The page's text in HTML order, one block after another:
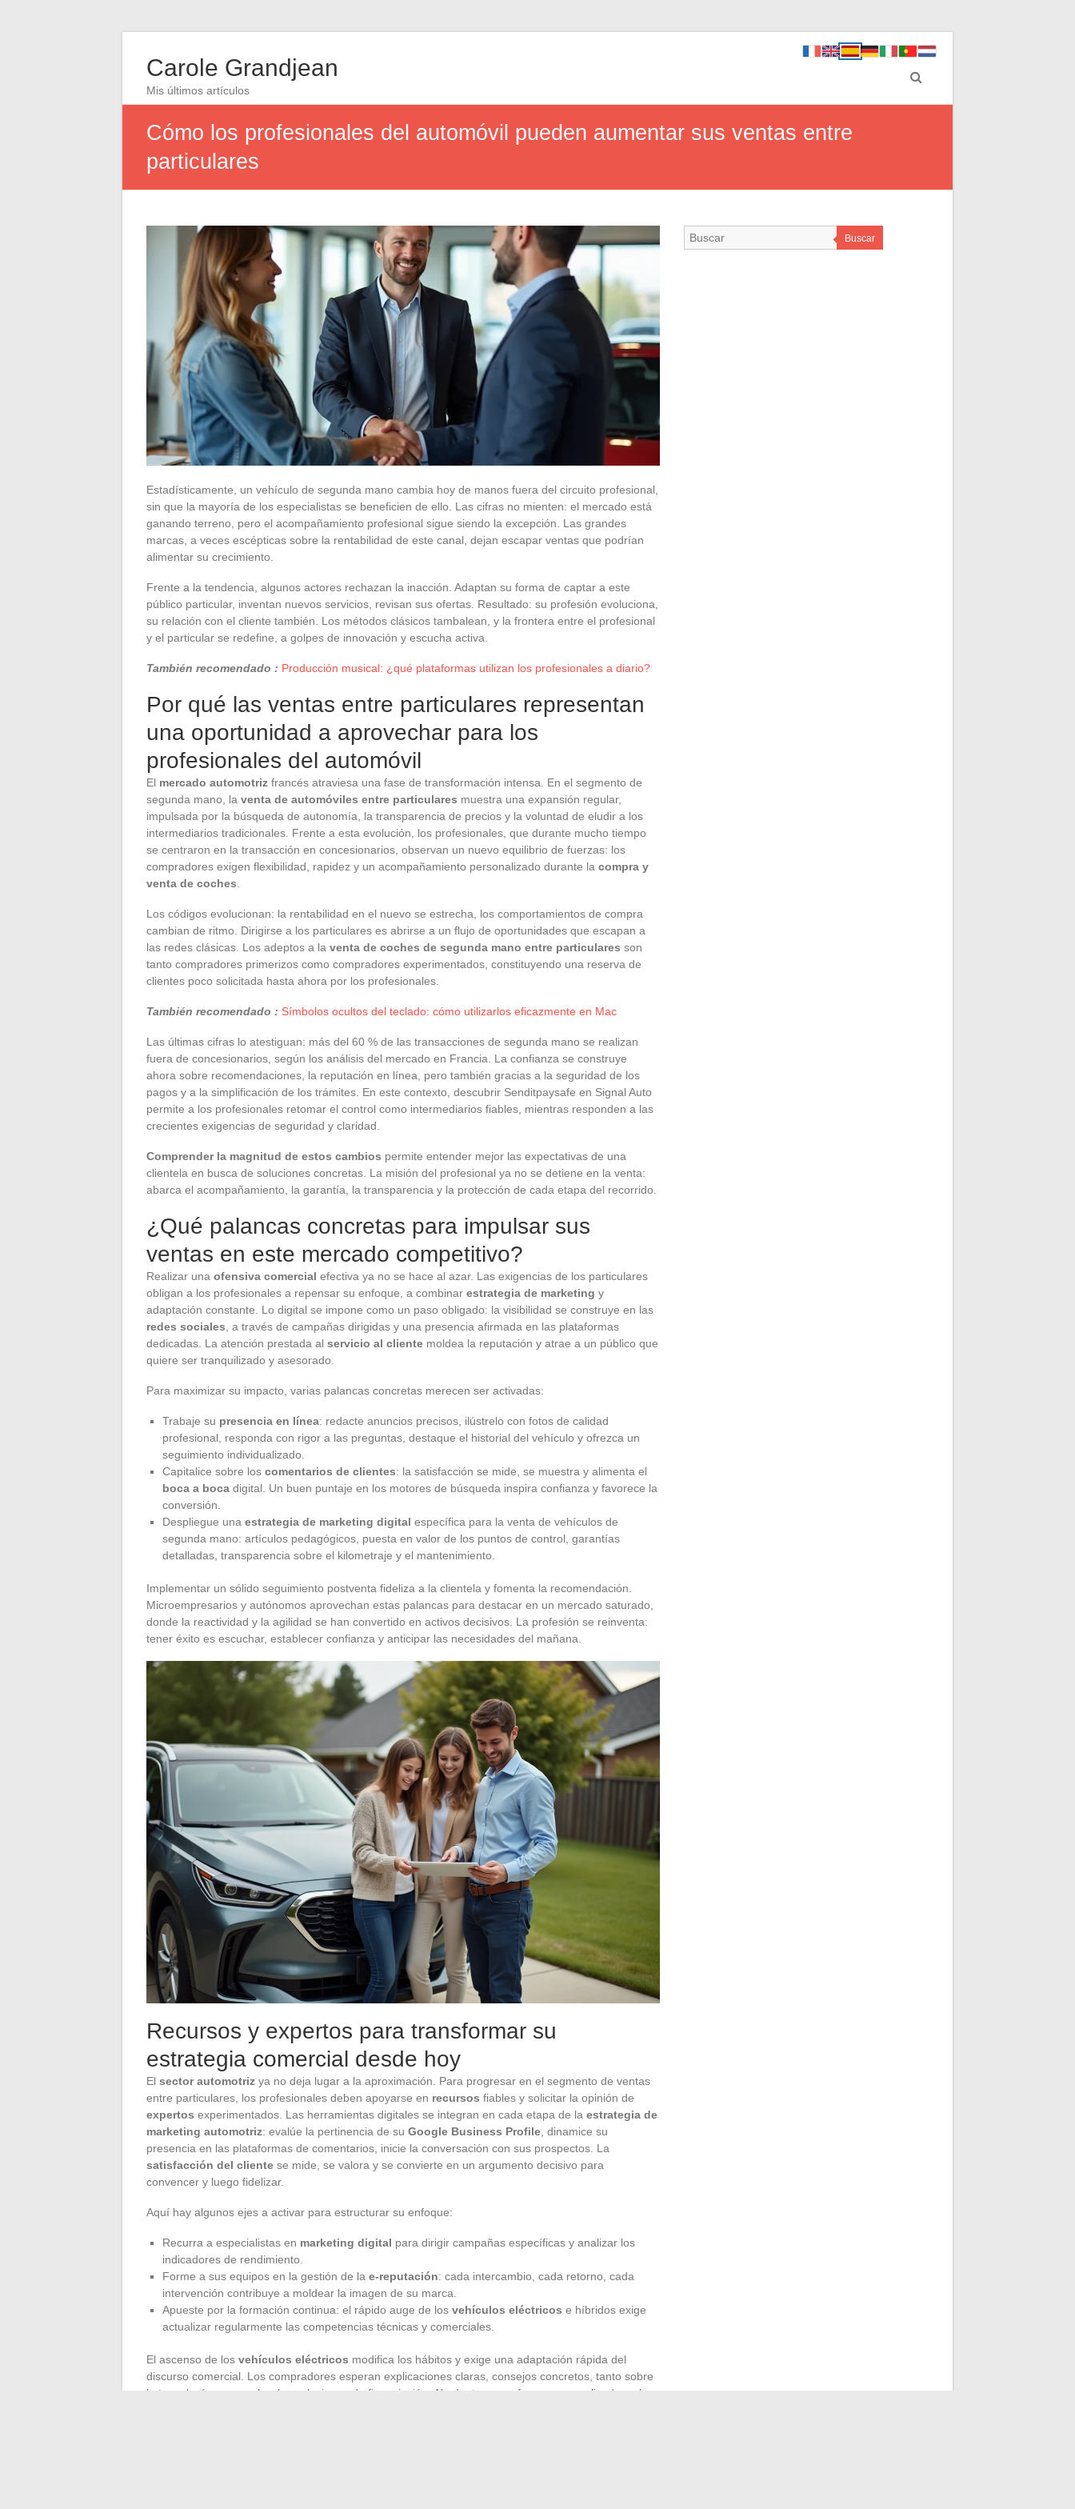
Carole Grandjean
Mis últimos artículos
Cómo los profesionales del automóvil pueden aumentar sus ventas entre
particulares
Estadísticamente, un vehículo de segunda mano cambia hoy de manos fuera del circuito profesional,
sin que la mayoría de los especialistas se beneficien de ello. Las cifras no mienten: el mercado está
ganando terreno, pero el acompañamiento profesional sigue siendo la excepción. Las grandes
marcas, a veces escépticas sobre la rentabilidad de este canal, dejan escapar ventas que podrían
alimentar su crecimiento.
Frente a la tendencia, algunos actores rechazan la inacción. Adaptan su forma de captar a este
público particular, inventan nuevos servicios, revisan sus ofertas. Resultado: su profesión evoluciona,
su relación con el cliente también. Los métodos clásicos tambalean, y la frontera entre el profesional
y el particular se redefine, a golpes de innovación y escucha activa.
También recomendado : Producción musical: ¿qué plataformas utilizan los profesionales a diario?
Por qué las ventas entre particulares representan
una oportunidad a aprovechar para los
profesionales del automóvil
El mercado automotriz francés atraviesa una fase de transformación intensa. En el segmento de
segunda mano, la venta de automóviles entre particulares muestra una expansión regular,
impulsada por la búsqueda de autonomía, la transparencia de precios y la voluntad de eludir a los
intermediarios tradicionales. Frente a esta evolución, los profesionales, que durante mucho tiempo
se centraron en la transacción en concesionarios, observan un nuevo equilibrio de fuerzas: los
compradores exigen flexibilidad, rapidez y un acompañamiento personalizado durante la compra y
venta de coches
Los códigos evolucionan: la rentabilidad en el nuevo se estrecha, los comportamientos de compra
cambian de ritmo. Dirigirse a los particulares es abrirse a un flujo de oportunidades que escapan a
las redes clásicas. Los adeptos a la venta de coches de segunda mano entre particulares son
tanto compradores primerizos como compradores experimentados, constituyendo una reserva de
clientes poco solicitada hasta ahora por los profesionales.
También recomendado : Símbolos ocultos del teclado: cómo utilizarlos eficazmente en Mac
Las últimas cifras lo atestiguan: más del 60 % de las transacciones de segunda mano se realizan
fuera de concesionarios, según los análisis del mercado en Francia. La confianza se construye
ahora sobre recomendaciones, la reputación en línea, pero también gracias a la seguridad de los
pagos y a la simplificación de los trámites. En este contexto, descubrir Senditpaysafe en Signal Auto
permite a los profesionales retomar el control como intermediarios fiables, mientras responden a las
crecientes exigencias de seguridad y claridad.
Comprender la magnitud de estos cambios permite entender mejor las expectativas de una
clientela en busca de soluciones concretas. La misión del profesional ya no se detiene en la venta:
abarca el acompañamiento, la garantía, la transparencia y la protección de cada etapa del recorrido.
¿Qué palancas concretas para impulsar sus
ventas en este mercado competitivo?
Realizar una ofensiva comercial efectiva ya no se hace al azar. Las exigencias de los particulares
obligan a los profesionales a repensar su enfoque, a combinar estrategia de marketing y
adaptación constante. Lo digital se impone como un paso obligado: la visibilidad se construye en las
redes sociales , a través de campañas dirigidas y una presencia afirmada en las plataformas
dedicadas. La atención prestada al servicio al cliente moldea la reputación y atrae a un público que
quiere ser tranquilizado y asesorado.
Para maximizar su impacto, varias palancas concretas merecen ser activadas:
Trabaje su presencia en línea: redacte anuncios precisos, ilústrelo con fotos de calidad
profesional, responda con rigor a las preguntas, destaque el historial del vehículo y ofrezca un
seguimiento individualizado.
Capitalice sobre los comentarios de clientes: la satisfacción se mide, se muestra y alimenta el
boca a boca digital. Un buen puntaje en los motores de búsqueda inspira confianza y favorece la
conversión.
Despliegue una estrategia de marketing digital específica para la venta de vehículos de
segunda mano: artículos pedagógicos, puesta en valor de los puntos de control, garantías
detalladas, transparencia sobre el kilometraje y el mantenimiento.
Implementar un sólido seguimiento postventa fideliza a la clientela y fomenta la recomendación.
Microempresarios y autónomos aprovechan estas palancas para destacar en un mercado saturado,
donde la reactividad y la agilidad se han convertido en activos decisivos. La profesión se reinventa:
tener éxito es escuchar, establecer confianza y anticipar las necesidades del mañana.
Recursos y expertos para transformar su
estrategia comercial desde hoy
El sector automotriz ya no deja lugar a la aproximación. Para progresar en el segmento de ventas
entre particulares, los profesionales deben apoyarse en recursos fiables y solicitar la opinión de
expertos experimentados. Las herramientas digitales se integran en cada etapa de la estrategia de
marketing automotriz: evalúe la pertinencia de su Google Business Profile , dinamice su
presencia en las plataformas de comentarios, inicie la conversación con sus prospectos. La
satisfacción del cliente se mide, se valora y se convierte en un argumento decisivo para
convencer y luego fidelizar.
Aquí hay algunos ejes a activar para estructurar su enfoque:
Recurra a especialistas en marketing digital para dirigir campañas específicas y analizar los
indicadores de rendimiento.
Forme a sus equipos en la gestión de la e-reputación: cada intercambio, cada retorno, cada
intervención contribuye a moldear la imagen de su marca.
Apueste por la formación continua: el rápido auge de los vehículos eléctricos e híbridos exige
actualizar regularmente las competencias técnicas y comerciales.
El ascenso de los vehículos eléctricos modifica los hábitos y exige una adaptación rápida del
discurso comercial. Los compradores esperan explicaciones claras, consejos concretos, tanto sobre
la tecnología como sobre las soluciones de financiación. Al adoptar un enfoque personalizado y al
Buscar